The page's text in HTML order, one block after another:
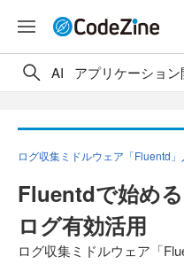
AI アプリケーション
ログ収集ミドルウェア「Fluentd」
Fluentdで始め
ログ有効活用
ログ収集ミドルウェア「